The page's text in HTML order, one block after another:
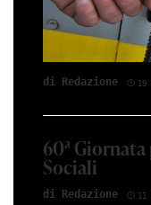
di Red­azio­ne 19
60ª
Sociali
di Red­azio­ne 11